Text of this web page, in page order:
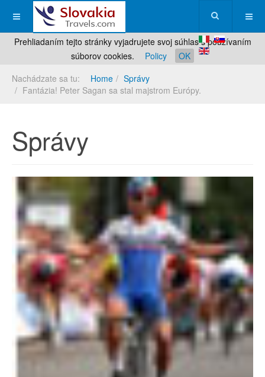
Prehliadaním tejto stránky vyjadrujete svoj súhlas s používaním
súborov cookies.
Policy
OK
Nachádzate sa tu:
Home
Správy
Fantázia! Peter Sagan sa stal majstrom Európy.
Správy